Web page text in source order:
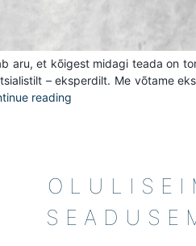
aru, et kõigest midagi teada on
– eksperdilt. Me võtame
reading